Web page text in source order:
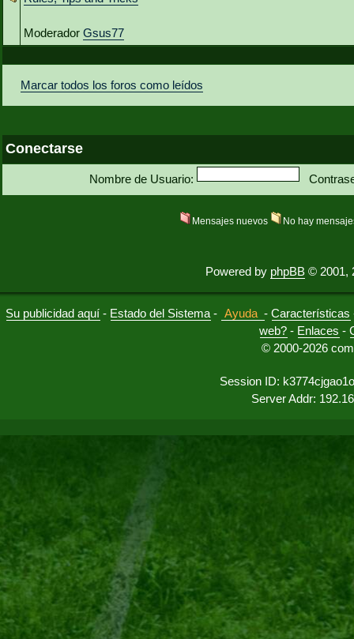
Moderador Gsus77
Marcar todos los foros como leídos
Conectarse
Nombre de Usuario:
Mensajes nuevos No hay
Powered by phpBB © 2001,
Su publicidad aquí - Estado del Sistema - Ayuda -Características
web? - Enlaces -
© 2000-2026
Session ID:
Server Addr: